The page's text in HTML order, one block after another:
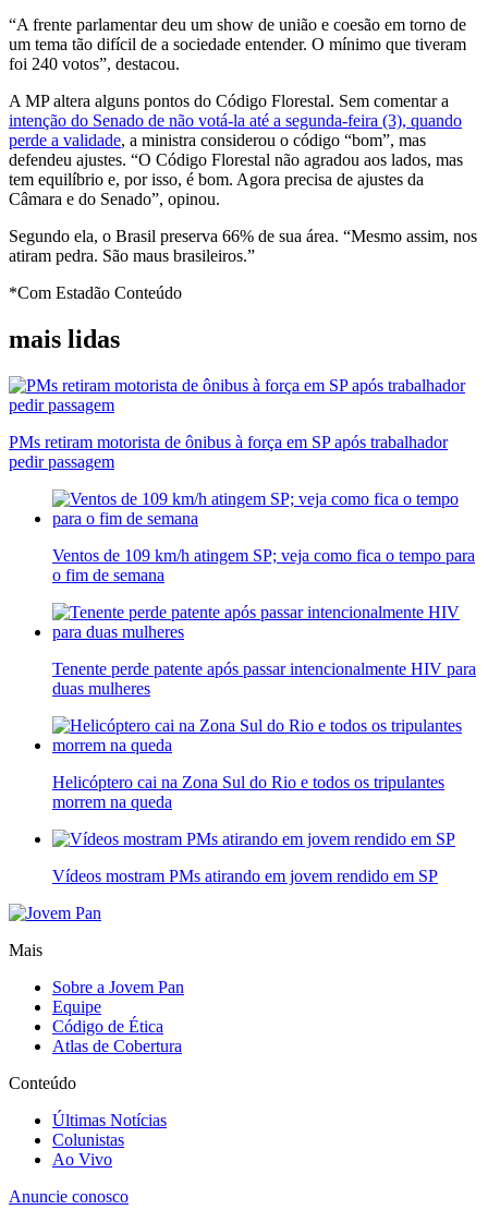
“A frente parlamentar deu um show de união e coesão em torno de
um tema tão difícil de a sociedade entender. O mínimo que tiveram
foi 240 votos”, destacou.
A MP altera alguns pontos do Código Florestal. Sem comentar a
intenção do Senado de não votá-la até a segunda-feira (3), quando
perde a validade, a ministra considerou o código “bom”, mas
defendeu ajustes. “O Código Florestal não agradou aos lados, mas
tem equilíbrio e, por isso, é bom. Agora precisa de ajustes da
Câmara e do Senado”, opinou.
Segundo ela, o Brasil preserva 66% de sua área. “Mesmo assim, nos
atiram pedra. São maus brasileiros.”
*Com Estadão Conteúdo
mais lidas
PMs retiram motorista de ônibus à força em SP após trabalhador
pedir passagem
Ventos de 109 km/h atingem SP; veja como fica o tempo para
o fim de semana
Tenente perde patente após passar intencionalmente HIV para
duas mulheres
Helicóptero cai na Zona Sul do Rio e todos os tripulantes
morrem na queda
Vídeos mostram PMs atirando em jovem rendido em SP
Mais
Sobre a Jovem Pan
Equipe
Código de Ética
Atlas de Cobertura
Conteúdo
Últimas Notícias
Colunistas
Ao Vivo
Anuncie conosco